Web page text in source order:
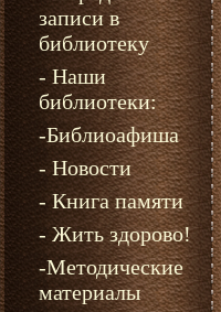
записи в
библиотеку
- Наши
библиотеки:
-Библиоафиша
- Новости
- Книга памяти
- Жить здорово!
-Методические
материалы